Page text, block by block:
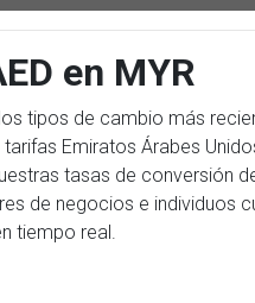
en MYR
tipos de cambio más
Emiratos Árabes
tasas de conversión
de negocios e individuos
tiempo real.